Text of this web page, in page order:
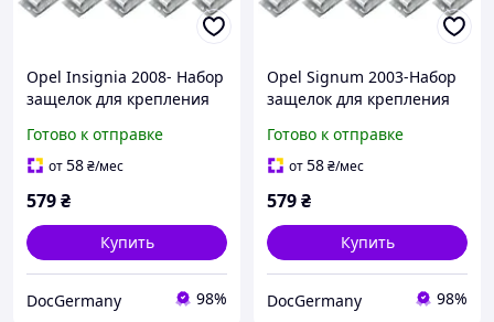
Opel Insignia 2008- Набор
защелок для крепления
комплектект, арт. DA-
15335
Готово к отправке
от58₴/мес
579₴
Купить
DocGermany 98%
Opel Signum 2003-Набор
защелок для крепления
комплектект, арт. DA-
15338
Готово к отправке
от58₴/мес
579₴
Купить
DocGermany 98%